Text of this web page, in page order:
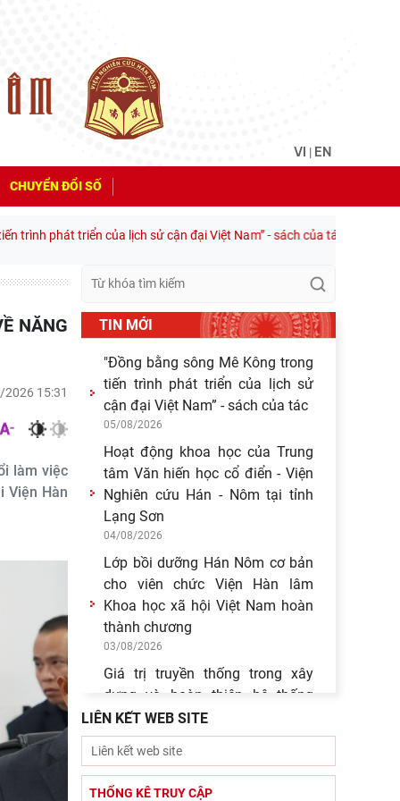
VI | EN
CHUYỂN ĐỔI SỐ
của lịch sử cận đại Việt Nam” - sách của tác giả Choi Byung Wook
15:31
làm việc
Viện Hàn
TIN MỚI
"Đồng bằng sông Mê Kông trong
tiến trình phát triển của lịch sử
cận đại Việt Nam” - sách của tác
05/08/2026
Hoạt động khoa học của Trung
tâm Văn hiến học cổ điển - Viện
Nghiên cứu Hán - Nôm tại tỉnh
Lạng Sơn
04/08/2026
Lớp bồi dưỡng Hán Nôm cơ bản
cho viên chức Viện Hàn lâm
Khoa học xã hội Việt Nam hoàn
thành chương
03/08/2026
Giá trị truyền thống trong xây
dựng và hoàn thiện hệ thống
thực thi quyền hành pháp ở Việt
Nam hiện
30/07/2026
Giá trị truyền thống trong xây
LIÊN KẾT WEB SITE
THỐNG KÊ TRUY CẬP